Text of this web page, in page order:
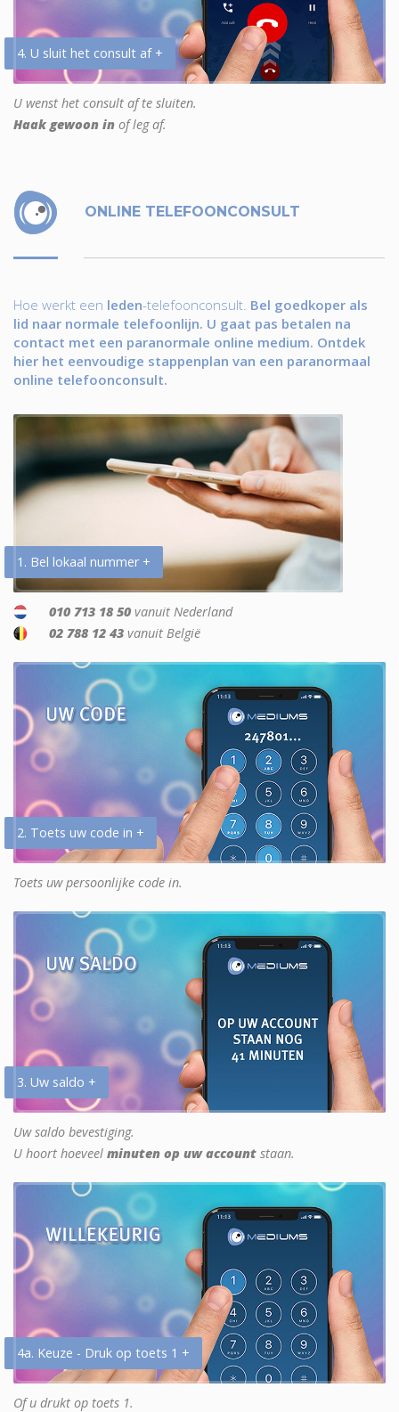
4. U sluit het consult af +
U wenst het consult af te sluiten.
Haak gewoon in of leg af.
ONLINE TELEFOONCONSULT
Hoe werkt een leden-telefoonconsult. Bel goedkoper als
lid naar normale telefoonlijn. U gaat pas betalen na
contact met een paranormale online medium. Ontdek
hier het eenvoudige stappenplan van een paranormaal
online telefoonconsult.
1. Bel lokaal nummer +
010 713 18 50 vanuit Nederland
02 788 12 43 vanuit België
2. Toets uw code in +
Toets uw persoonlijke code in.
3. Uw saldo +
Uw saldo bevestiging.
U hoort hoeveel minuten op uw account staan.
4a. Keuze - Druk op toets 1 +
Of u drukt op toets 1.